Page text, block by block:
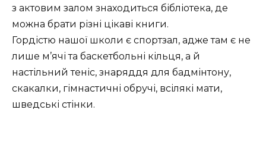
з актовим залом знаходиться бібліотека, де
можна брати різні цікаві книги.
Гордістю нашої школи є спортзал, адже там є не
лише м’ячі та баскетбольні кільця, а й
настільний теніс, знаряддя для бадмінтону,
скакалки, гімнастичні обручі, всілякі мати,
шведські стінки.